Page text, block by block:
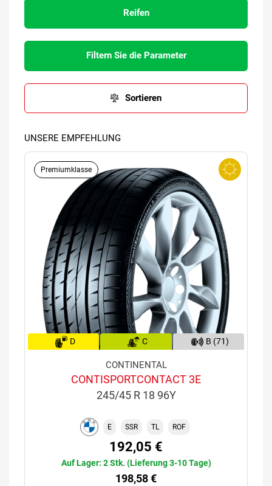
Reifen
Filtern Sie die Parameter
Sortieren
UNSERE EMPFEHLUNG
Premiumklasse
D C B (71)
CONTINENTAL
CONTISPORTCONTACT 3E
245/45 R 18 96Y
E SSR TL ROF
192,05 €
Auf Lager: 2 Stk. (Lieferung 3-10 Tage)
198,58 €